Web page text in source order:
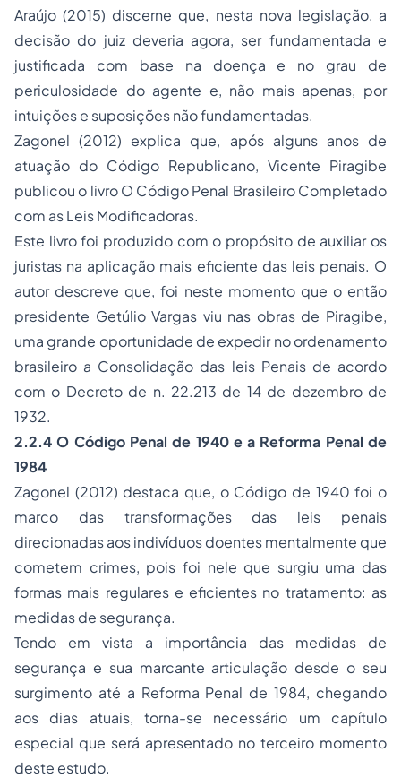
Araújo (2015) discerne que, nesta nova legislação, a
decisão do juiz deveria agora, ser fundamentada e
justificada com base na doença e no grau de
periculosidade do agente e, não mais apenas, por
intuições e suposições não fundamentadas.
Zagonel (2012) explica que, após alguns anos de
atuação do Código Republicano, Vicente Piragibe
publicou o livro O Código Penal Brasileiro Completado
com as Leis Modificadoras.
Este livro foi produzido com o propósito de auxiliar os
juristas na aplicação mais eficiente das leis penais. O
autor descreve que, foi neste momento que o então
presidente Getúlio Vargas viu nas obras de Piragibe,
uma grande oportunidade de expedir no ordenamento
brasileiro a Consolidação das leis Penais de acordo
com o Decreto de n. 22.213 de 14 de dezembro de
1932.
2.2.4 O Código Penal de 1940 e a Reforma Penal de
1984
Zagonel (2012) destaca que, o Código de 1940 foi o
marco das transformações das leis penais
direcionadas aos indivíduos doentes mentalmente que
cometem crimes, pois foi nele que surgiu uma das
formas mais regulares e eficientes no tratamento: as
medidas de segurança.
Tendo em vista a importância das medidas de
segurança e sua marcante articulação desde o seu
surgimento até a Reforma Penal de 1984, chegando
aos dias atuais, torna-se necessário um capítulo
especial que será apresentado no terceiro momento
deste estudo.